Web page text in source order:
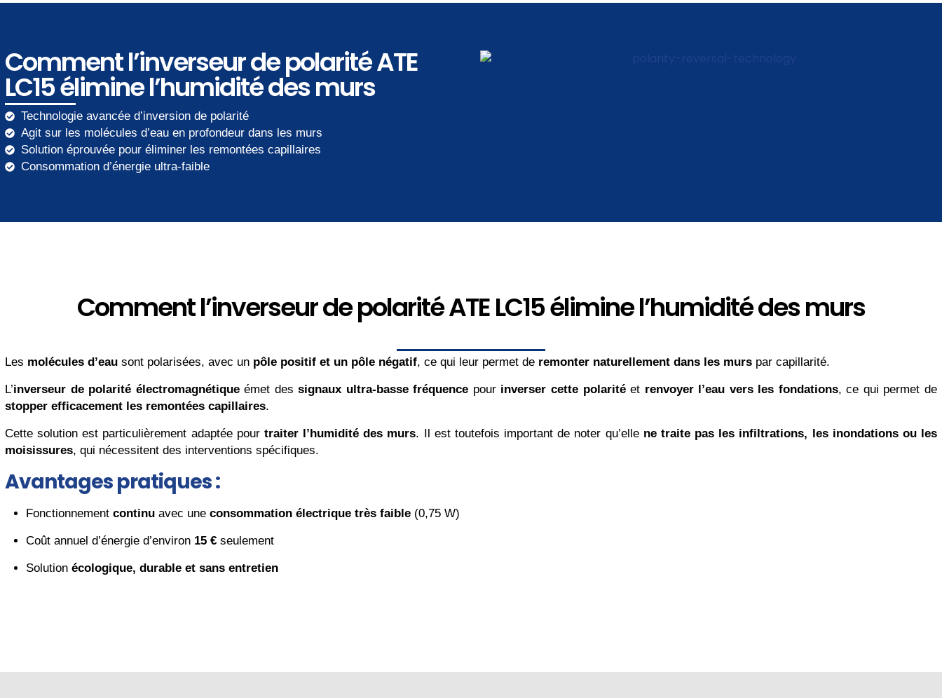
Comment l’inverseur de polarité ATE
LC15 élimine l’humidité des murs
Technologie avancée d’inversion de polarité
Agit sur les molécules d’eau en profondeur dans les murs
Solution éprouvée pour éliminer les remontées capillaires
Consommation d’énergie ultra-faible
Comment l’inverseur de polarité ATE LC15 élimine l’humidité des murs
Les molécules d’eau sont polarisées, avec un pôle positif et un pôle négatif, ce qui leur permet de remonter naturellement dans les murs par capillarité.
L’inverseur de polarité électromagnétiqueémet dessignaux ultra-basse fréquence pour inverser cette polaritéet renvoyer l’eau vers les fondations, ce qui permet de
stopper efficacement les remontées capillaires.
Cette solution est particulièrement adaptée pour traiter l’humidité des murs. Il est toutefois important de noter qu’elle ne traite pas les infiltrations, les inondations ou les
moisissures, qui nécessitent des interventions spécifiques.
Avantages pratiques :
Fonctionnement continu avec une consommation électrique très faible (0,75 W)
Coût annuel d’énergie d’environ 15 € seulement
Solution écologique, durable et sans entretien